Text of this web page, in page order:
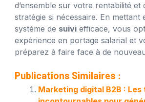
d’ensemble sur votre rentabilité et
stratégie si nécessaire. En mettant
système de suivi efficace, vous
expérience en portage salarial et
préparez à faire face à de
Publications Similaires :
Marketing digital B2B :